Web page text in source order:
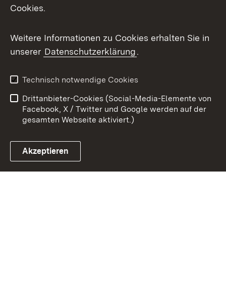
Youtube
Link zum Landesportal
Kontakt
Datenschutz
Barrierefreiheit
Impressum
Cookies
Cookies.
Weitere Informationen zu Cookies erhalten Sie in
unserer Datenschutzerklärung.
Technisch notwendige Cookies
Drittanbieter-Cookies (Social-Media-Elemente von
Facebook, X / Twitter und Google werden auf der
gesamten Webseite aktiviert.)
Akzeptieren